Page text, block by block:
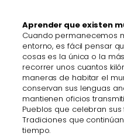
Aprender que existen
Cuando permanecemos
entorno, es fácil pensar
cosas es la única o la
recorrer unos cuantos
maneras de habitar el
conservan sus lenguas
mantienen oficios
Pueblos que celebran
Tradiciones que
tiempo.